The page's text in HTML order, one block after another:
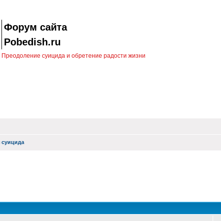
Форум сайта
Pobedish.ru
Преодоление суицида и обретение радости жизни
суицида